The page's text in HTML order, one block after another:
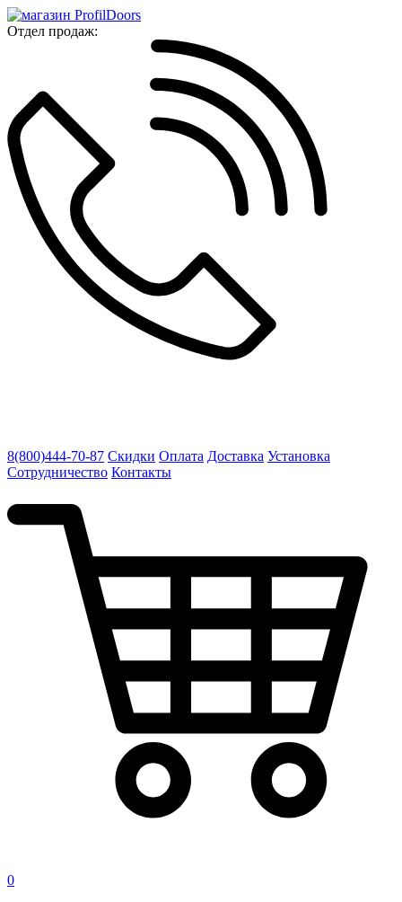
Отдел продаж:
8(800)444-70-87 Скидки Оплата Доставка Установка
Сотрудничество Контакты
0